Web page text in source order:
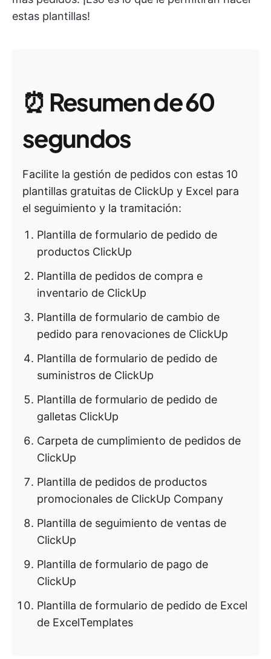
estas plantillas!
⏰ Resumen de 60
segundos
Facilite la gestión de pedidos con estas 10
plantillas gratuitas de ClickUp y Excel para
el seguimiento y la tramitación:
Plantilla de formulario de pedido de
productos ClickUp
Plantilla de pedidos de compra e
inventario de ClickUp
Plantilla de formulario de cambio de
pedido para renovaciones de ClickUp
Plantilla de formulario de pedido de
suministros de ClickUp
Plantilla de formulario de pedido de
galletas ClickUp
Carpeta de cumplimiento de pedidos de
ClickUp
Plantilla de pedidos de productos
promocionales de ClickUp Company
Plantilla de seguimiento de ventas de
ClickUp
Plantilla de formulario de pago de
ClickUp
Plantilla de formulario de pedido de Excel
de ExcelTemplates